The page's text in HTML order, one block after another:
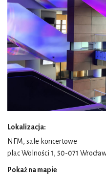
Lokalizacja:
NFM, sale koncertowe
plac Wolności 1, 50-071
Pokaż na mapie